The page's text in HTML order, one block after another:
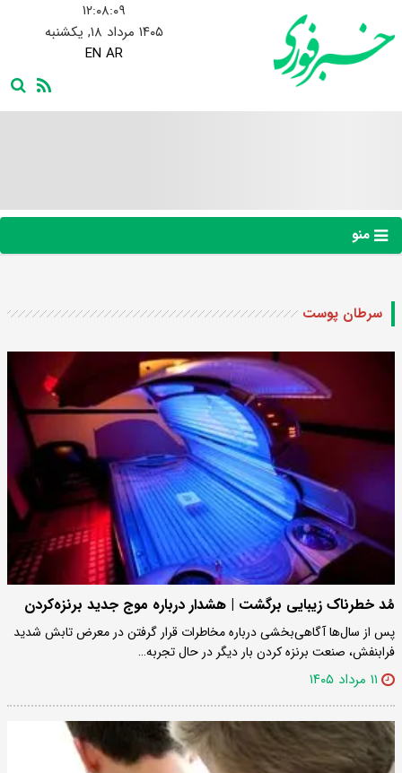
۱۲:۰۸:۱۰
۱۴۰۵ مرداد ۱۸, یکشنبه
EN AR
منو
سرطان پوست
مُد خطرناک زیبایی برگشت | هشدار درباره موج جدید برنزه‌کردن
پس از سال‌ها آگاهی‌بخشی درباره مخاطرات قرار گرفتن در معرض تابش شدید
فرابنفش، صنعت برنزه کردن بار دیگر در حال تجربه…
۱۱ مرداد ۱۴۰۵